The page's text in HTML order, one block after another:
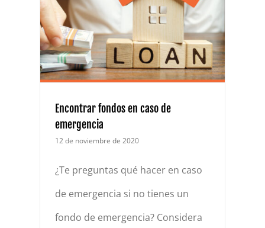
Encontrar fondos en caso de
emergencia
12 de noviembre de 2020
¿Te preguntas qué hacer en caso
de emergencia si no tienes un
fondo de emergencia? Considera